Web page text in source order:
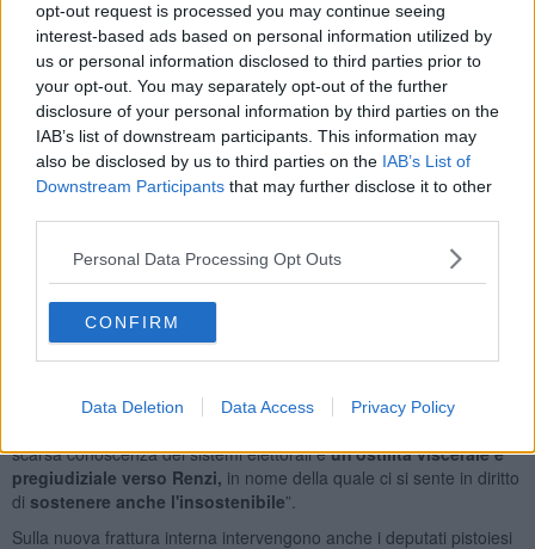
opt-out request is processed you may continue seeing
interest-based ads based on personal information utilized by
us or personal information disclosed to third parties prior to
your opt-out. You may separately opt-out of the further
disclosure of your personal information by third parties on the
IAB’s list of downstream participants. This information may
also be disclosed by us to third parties on the IAB’s List of
Downstream Participants that may further disclose it to other
Personal Data Processing Opt Outs
CONFIRM
Data Deletion Data Access Privacy Policy
Immediata la reazione del segretario regionale del Partito
democraticoDario Parrini.
“Ieri sette consiglieri regionali Pd hanno diramato un documento di
elogio pubblico a Miguel Gotor e agli altri senatori del Pd che hanno
deciso di non attenersi alla linea decisa democraticamente dal loro
gruppo - dichiaraParriniin un comunicato - Sono gli stessi
consiglieri regionali che nei mesi scorsisi sono fatti beffedella
decisione del gruppo Pd in regione sulla riforma elettorale toscana.
Succede quindi questo: chi ha commesso unascorrettezza
loda altri che hanno commesso una scorrettezza politica
nella speranza di legittimare e avvalorare così la scorrettezza
propria. Ma due torti sommati non fanno una ragione. Spero
davvero checose del genere non si ripetano
“La nuova legge elettorale toscana ègrandemente positiva-
grande passo avanti dopo nove anni di chiacchiere inconcludenti.
scarsa conoscenza dei sistemi elettorali eun'ostilità viscerale e
pregiudiziale verso Renzi, in nome della quale ci si sente in diritto
di sostenere anche l'insostenibile”.
Sulla nuova frattura interna intervengono anche i deputati pistoiesi